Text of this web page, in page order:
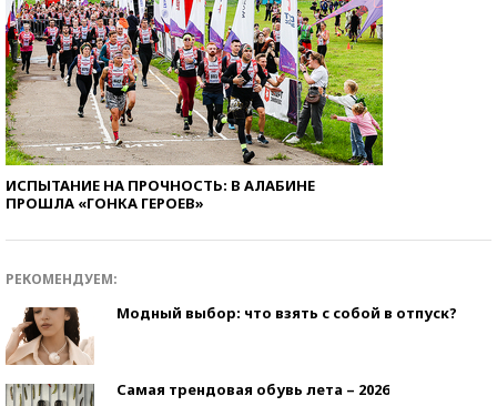
ИСПЫТАНИЕ НА ПРОЧНОСТЬ: В АЛАБИНЕ
ПРОШЛА «ГОНКА ГЕРОЕВ»
РЕКОМЕНДУЕМ:
Модный выбор: что взять с собой в отпуск?
Самая трендовая обувь лета – 2026